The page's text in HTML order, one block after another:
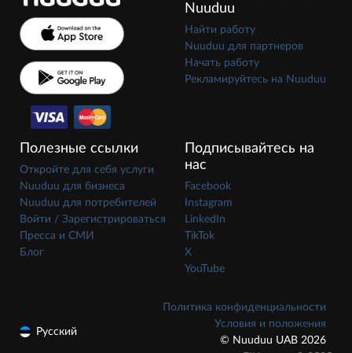
Nuuduu
Найти работу
Nuuduu для партнеров
Начать работу
Рекламируйтесь на Nuuduu
Полезные ссылки
Откройте для себя услуги
Nuuduu для бизнеса
Nuuduu для потребителей
Войти / Зарегистрироваться
Пресса и СМИ
Блог
Подписывайтесь на
нас
Facebook
Instagram
LinkedIn
TikTok
X
YouTube
Русский
Политика конфиденциальности
Условия и положения
© Nuuduu UAB 2026